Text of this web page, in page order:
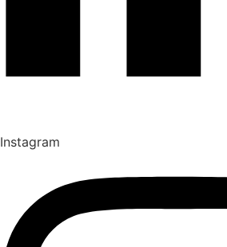
Instagram